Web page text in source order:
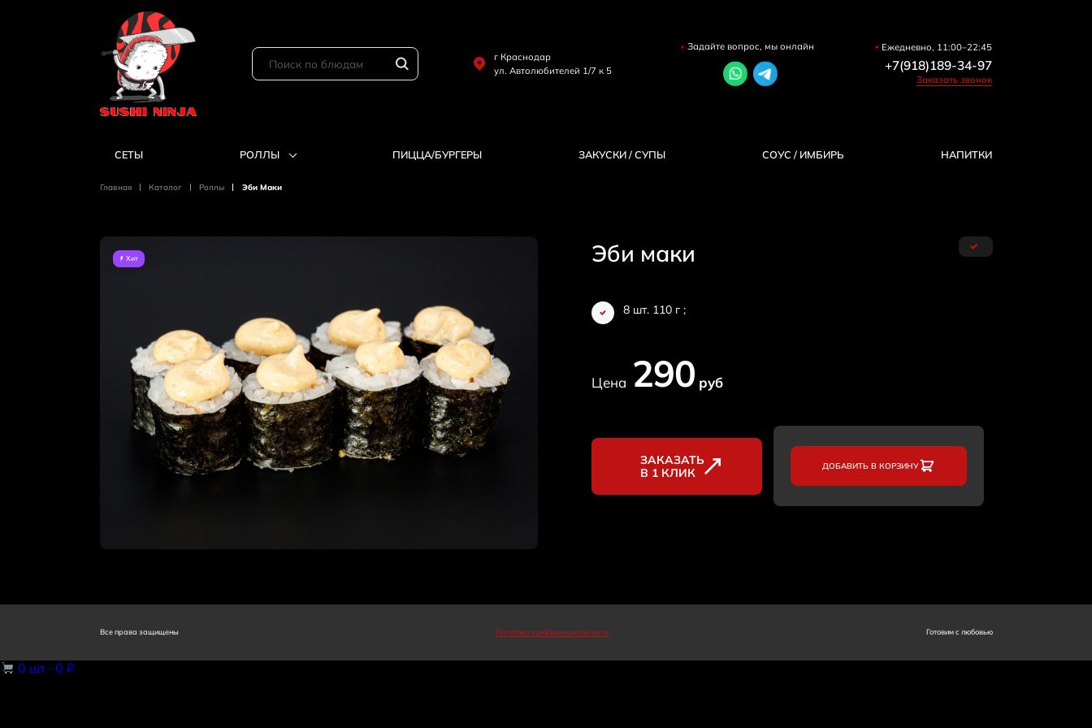
г Краснодар
ул. Автолюбителей 1/7 к 5
Задайте вопрос, мы онлайн Ежедневно, 11:00–22:45
+7(918)189-34-97
Заказать звонок
СЕТЫ РОЛЛЫ ПИЦЦА/БУРГЕРЫ ЗАКУСКИ / СУПЫ COУС / ИМБИРЬ HAПИТКИ
Главная Каталог Роллы Эби Маки
Хит Эби маки
8 шт. 110 г ;
Цена 290 руб
ЗАКАЗАТЬ
В 1 КЛИК
ДОБАВИТЬ В КОРЗИНУ
Все права защищены Политика конфиденциальности Готовим с любовью
0 шт ·0 ₽